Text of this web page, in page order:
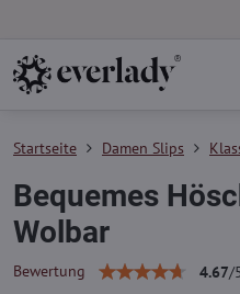
Startseite Damen Slips
Bequemes
Wolbar
Bewertung 4.67/